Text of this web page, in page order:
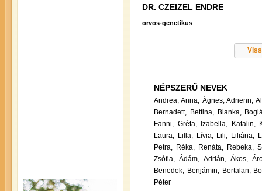
DR. CZEIZEL ENDRE
orvos-genetikus
NÉPSZERŰ NEVEK
Andrea, Anna, Ágnes, Adrienn,
Bernadett, Bettina, Bianka,
Fanni, Gréta, Izabella, Katalin,
Laura, Lilla, Lívia, Lili, Liliána,
Petra, Réka, Renáta, Rebeka,
Zsófia, Ádám, Adrián, Ákos,
Benedek, Benjámin, Bertalan,
Péter